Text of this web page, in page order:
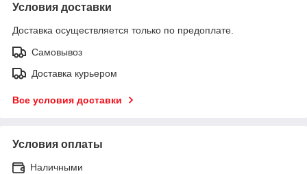
Условия доставки
Доставка осуществляется только по предоплате.
Самовывоз
Доставка курьером
Все условия доставки
Условия оплаты
Наличными